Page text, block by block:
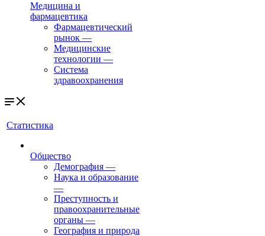
Медицина и
фармацевтика
Фармацевтический
рынок —
Медицинские
технологии —
Система
здравоохранения
Статистика
Общество
Демография —
Наука и образование
—
Преступность и
правоохранительные
органы —
География и природа